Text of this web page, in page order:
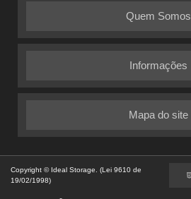
Quem Somos
Informações
Mapa do site
Copyright © Ideal Storage. (Lei 9610 de
19/02/1998)